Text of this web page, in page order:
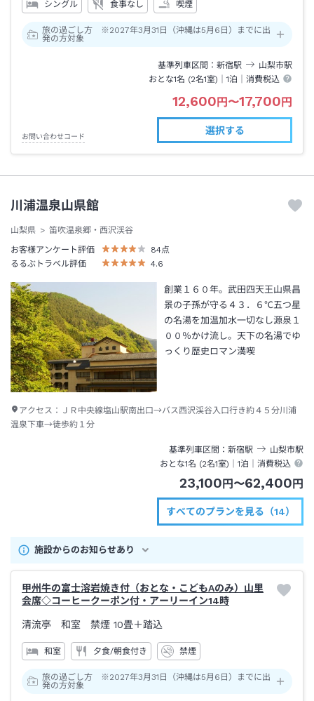
シングル 食事なし 喫煙
旅の過ごし方 ※2027年3月31日（沖縄は5月6日）までに出
発の方対象
基準列車区間 新宿駅 山梨市駅
おとな1名 (2名1室)｜1泊 ｜消費税込
12,600 円 〜17,700 円
お問い合わせコード
選択する
川浦温泉山県館
山梨県
笛吹温泉郷・西沢渓谷
お客様アンケート評価
84点
るるぶトラベル評価
4.6
創業１６０年。武田四天王山県昌
景の子孫が守る４３．６℃五つ星
の名湯を加温加水一切なし源泉１
００％かけ流し。天下の名湯でゆ
っくり歴史ロマン満喫
アクセス： ＪＲ中央線塩山駅南出口→バス西沢渓谷入口行き約４５分川浦
温泉下車→徒歩約１分
基準列車区間 新宿駅 山梨市駅
おとな1名 (2名1室)｜1泊 ｜消費税込
23,100円〜62,400円
すべてのプランを見る（14）
施設からのお知らせあり
甲州牛の富士溶岩焼き付（おとな・こどもAのみ）山里
会席◇コーヒークーポン付・アーリーイン14時
清流亭 和室 禁煙 10畳＋踏込
和室 夕食/朝食付き 禁煙
旅の過ごし方 ※2027年3月31日（沖縄は5月6日）までに出
発の方対象